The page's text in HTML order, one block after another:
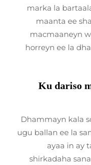
marka la
maanta ee
macmaaneyn
horreyn ee la
Ku dariso
Dhammayn kala
ugu ballan ee la
ayaa in ay
shirkadaha